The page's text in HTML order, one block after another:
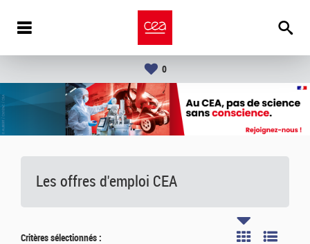
0
Les offres d'emploi CEA
Critères sélectionnés :